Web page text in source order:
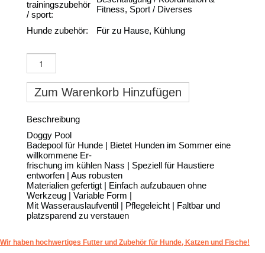
trainingszubehör
/ sport:
Fitness, Sport / Diverses
Hunde zubehör: Für zu Hause, Kühlung
Zum Warenkorb Hinzufügen
Beschreibung
Doggy Pool
Badepool für Hunde | Bietet Hunden im Sommer eine
willkommene Er-
frischung im kühlen Nass | Speziell für Haustiere
entworfen | Aus robusten
Materialien gefertigt | Einfach aufzubauen ohne
Werkzeug | Variable Form |
Mit Wasserauslaufventil | Pflegeleicht | Faltbar und
platzsparend zu verstauen
Wir haben hochwertiges Futter und Zubehör für Hunde, Katzen und Fische!